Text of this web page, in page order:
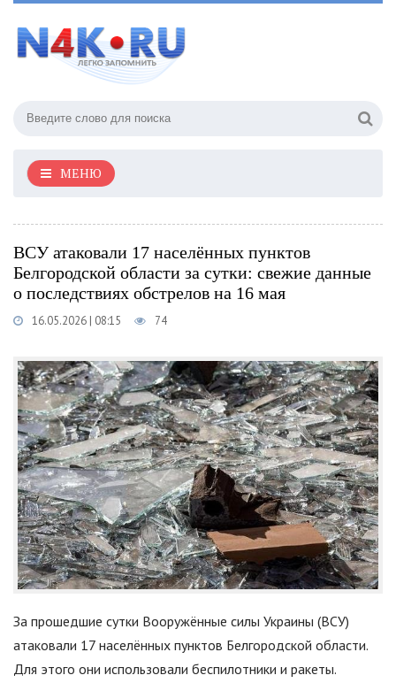
МЕНЮ
ВСУ атаковали 17 населённых пунктов
Белгородской области за сутки: свежие данные
о последствиях обстрелов на 16 мая
16.05.2026 | 08:15 74
За прошедшие сутки Вооружённые силы Украины (ВСУ)
атаковали 17 населённых пунктов Белгородской области.
Для этого они использовали беспилотники и ракеты.